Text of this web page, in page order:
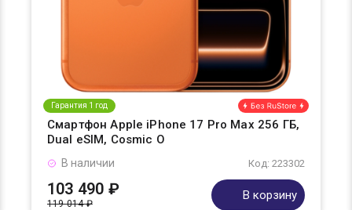
Гарантия 1 год
Смартфон Apple iPhone 17 Pro Max 256 ГБ,
Dual eSIM, Cosmic O
Код: 223302
В наличии
103 490 ₽
119 014 ₽
В корзину